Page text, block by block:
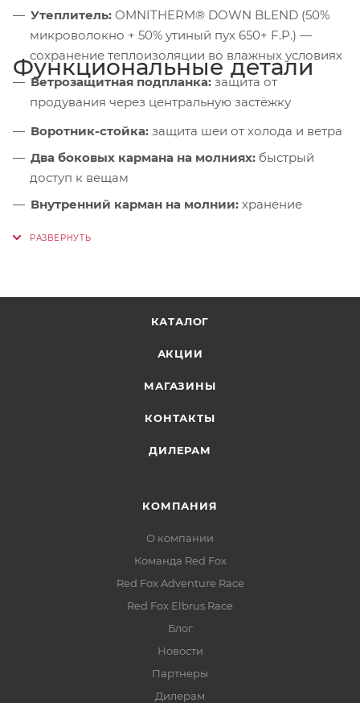
Утеплитель: OMNITHERM® DOWN BLEND (50%
микроволокно + 50% утиный пух 650+ F.P.) —
сохранение теплоизоляции во влажных условиях
Ветрозащитная подпланка: защита от
продувания через центральную застёжку
Функциональные детали
Воротник-стойка: защита шеи от холода и ветра
Два боковых кармана на молниях: быстрый
доступ к вещам
Внутренний карман на молнии: хранение
КАТАЛОГ
АКЦИИ
МАГАЗИНЫ
КОНТАКТЫ
ДИЛЕРАМ
КОМПАНИЯ
О компании
Команда Red Fox
Red Fox Adventure Race
Red Fox Elbrus Race
Блог
Новости
Партнеры
Дилерам